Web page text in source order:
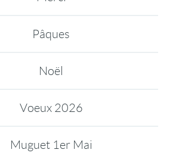
Pâques
Noël
Voeux 2026
Muguet 1er Mai